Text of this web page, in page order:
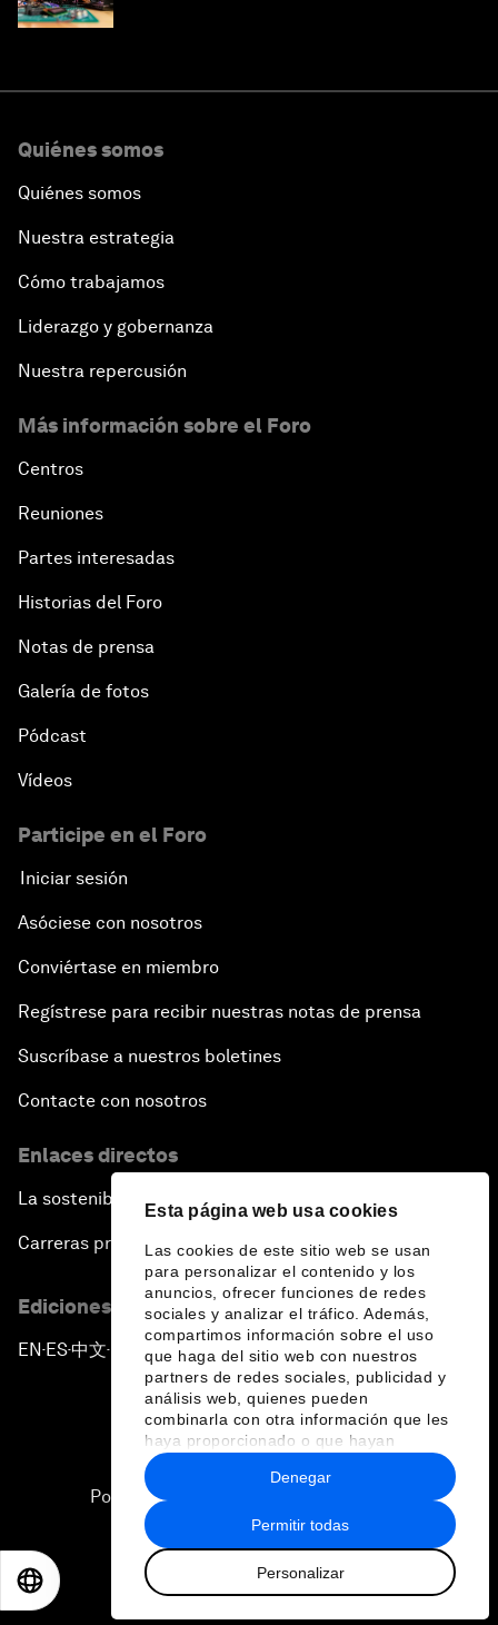
Esta página web usa cookies
Las cookies de este sitio web se usan
para personalizar el contenido y los
anuncios, ofrecer funciones de redes
sociales y analizar el tráfico. Además,
compartimos información sobre el uso
que haga del sitio web con nuestros
partners de redes sociales, publicidad y
análisis web, quienes pueden
combinarla con otra información que les
haya proporcionado o que hayan
recopilado a partir del uso que haya
hecho de sus servicios.
Permitir todas
Personalizar
Denegar
Quiénes somos
Quiénes somos
Nuestra estrategia
Cómo trabajamos
Liderazgo y gobernanza
Nuestra repercusión
Más información sobre el Foro
Centros
Reuniones
Partes interesadas
Historias del Foro
Notas de prensa
Galería de fotos
Pódcast
Vídeos
Participe en el Foro
Iniciar sesión
Asóciese con nosotros
Conviértase en miembro
Regístrese para recibir nuestras notas de prensa
Suscríbase a nuestros boletines
Contacte con nosotros
Enlaces directos
La sostenibilidad en el Foro
Carreras profesionales
Ediciones en otros idiomas
EN ▪ ES▪中文▪ 日本語
Política de privacidad y normas de uso
2026 Foro Económico Mundial